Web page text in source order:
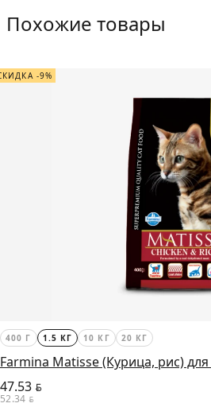
Похожие товары
-9%
400 Г 1.5 КГ 10 КГ 20 КГ
Farmina Matisse (Курица, рис)
47.53 BYN
52.34 BYN